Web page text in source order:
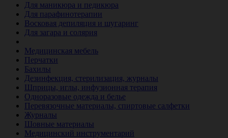
Для маникюра и педикюра
Для парафинотерапии
Восковая депиляция и шугаринг
Для загара и солярия
Медицинская мебель
Перчатки
Бахилы
Дезинфекция, стерилизация, журналы
Шприцы, иглы, инфузионная терапия
Одноразовые одежда и белье
Перевязочные материалы, спиртовые салфетки
Журналы
Шовные материалы
Медицинский инструментарий